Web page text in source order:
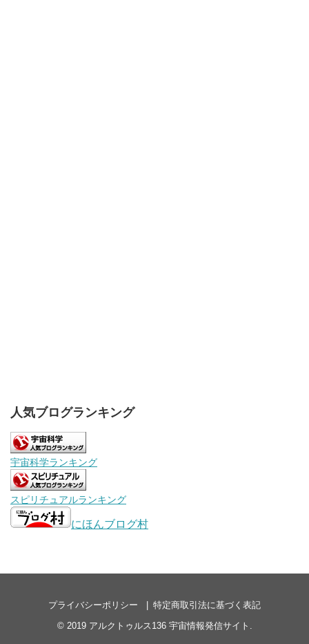
人気ブログランキング
宇宙科学ランキング
スピリチュアルランキング
にほんブログ村
プライバシーポリシー
特定商取引法に基づく表記
© 2019 アルクトゥルス136 宇宙情報発信サイト